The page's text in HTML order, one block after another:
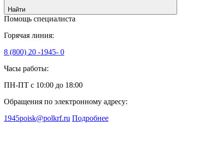
Найти
Помощь специалиста
Горячая линия:
8 (800) 20 -1945- 0
Часы работы:
ПН-ПТ с 10:00 до 18:00
Обращения по электронному адресу:
1945poisk@polkrf.ru Подробнее